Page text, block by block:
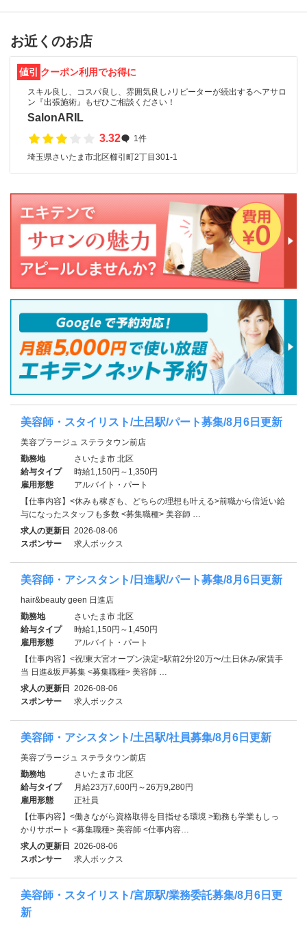
お近くのお店
値引 クーポン利用でお得に
スキル良し、コスパ良し、雰囲気良し♪リピーターが続出するヘアサロ
ン『出張施術』もぜひご相談ください！
SalonARIL
3.32
1件
埼玉県さいたま市北区櫛引町2丁目301-1
美容師・スタイリスト/土呂駅/パート募集/8月6日更新
美容プラージュ ステラタウン前店
勤務地
さいたま市 北区
給与タイプ
時給1,150円～1,350円
雇用形態
アルバイト・パート
【仕事内容】<休みも稼ぎも、どちらの理想も叶える>前職から倍近い給
与になったスタッフも多数 <募集職種> 美容師 …
求人の更新日 2026-08-06
スポンサー
求人ボックス
美容師・アシスタント/日進駅/パート募集/8月6日更新
hair&beauty geen 日進店
勤務地
さいたま市 北区
給与タイプ
時給1,150円～1,450円
雇用形態
アルバイト・パート
【仕事内容】<祝!東大宮オープン決定>駅前2分!20万〜/土日休み/家賃手
当 日進&坂戸募集 <募集職種> 美容師 …
求人の更新日 2026-08-06
スポンサー
求人ボックス
美容師・アシスタント/土呂駅/社員募集/8月6日更新
美容プラージュ ステラタウン前店
勤務地
さいたま市 北区
給与タイプ
月給23万7,600円～26万9,280円
雇用形態
正社員
【仕事内容】<働きながら資格取得を目指せる環境 >勤務も学業もしっ
かりサポート <募集職種> 美容師 <仕事内容…
求人の更新日 2026-08-06
スポンサー
求人ボックス
美容師・スタイリスト/宮原駅/業務委託募集/8月6日更
新